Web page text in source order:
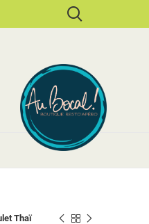
Thaï